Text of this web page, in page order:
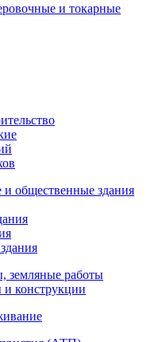
и токарные
общественные здания
земляные работы
конструкции